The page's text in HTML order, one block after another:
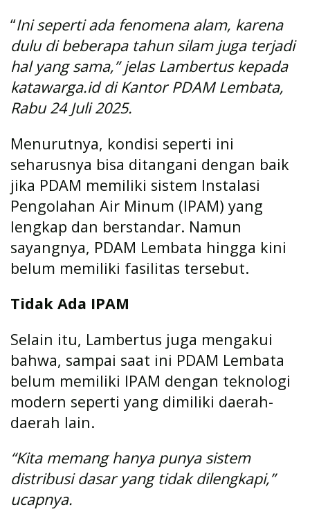
“Ini seperti ada fenomena alam, karena
dulu di beberapa tahun silam juga terjadi
hal yang sama,” jelas Lambertus kepada
katawarga.id di Kantor PDAM Lembata,
Rabu 24 Juli 2025.
Menurutnya, kondisi seperti ini
seharusnya bisa ditangani dengan baik
jika PDAM memiliki sistem Instalasi
Pengolahan Air Minum (IPAM) yang
lengkap dan berstandar. Namun
sayangnya, PDAM Lembata hingga kini
belum memiliki fasilitas tersebut.
Tidak Ada IPAM
Selain itu, Lambertus juga mengakui
bahwa, sampai saat ini PDAM Lembata
belum memiliki IPAM dengan teknologi
modern seperti yang dimiliki daerah-
daerah lain.
“Kita memang hanya punya sistem
distribusi dasar yang tidak dilengkapi,”
ucapnya.